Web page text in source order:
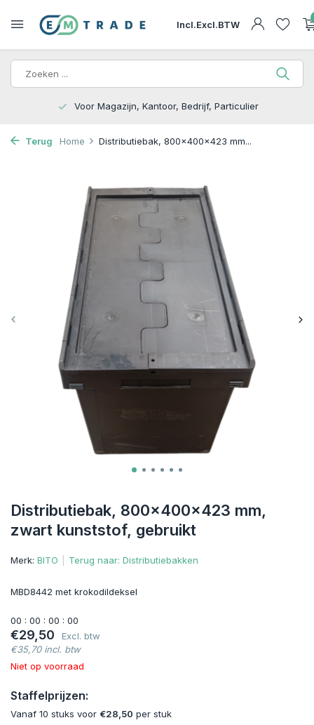
Incl.Excl.BTW
15.000m2 op Voorraad | Bezorgen of Afhalen
Terug Home Distributiebak, 800x400x423 mm...
Distributiebak, 800x400x423 mm,
zwart kunststof, gebruikt
Merk: BITO Terug naar: Distributiebakken
MBD8442 met krokodildeksel
00 : 00 : 00 : 00
€29,50
Excl. btw
€35,70 incl. btw
Niet op voorraad
Staffelprijzen:
Vanaf 10 stuks voor €28,50 per stuk